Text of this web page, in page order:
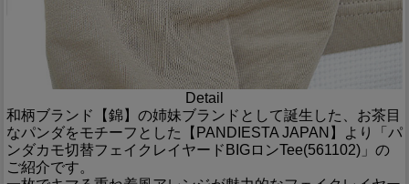
Detail
和柄ブランド【錦】の姉妹ブランドとして誕生した、お茶目
なパンダをモチーフとした【PANDIESTA JAPAN】より「パ
ンダカモ切替フェイクレイヤードBIGロンTee(561102)」の
ご紹介です。